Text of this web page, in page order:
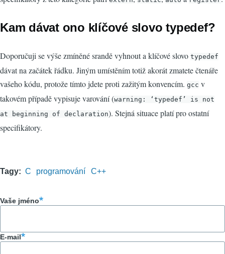
Kam dávat ono klíčové slovo typedef?
Doporučuji se výše zmíněné srandě vyhnout a klíčové slovo typedef
dávat na začátek řádku. Jiným umístěním totiž akorát zmatete čtenáře
vašeho kódu, protože tímto jdete proti zažitým konvencím. gcc v
takovém případě vypisuje varování (warning: ‘typedef’ is not
at beginning of declaration). Stejná situace platí pro ostatní
specifikátory.
Tagy C programování C++
Vaše jméno
E-mail